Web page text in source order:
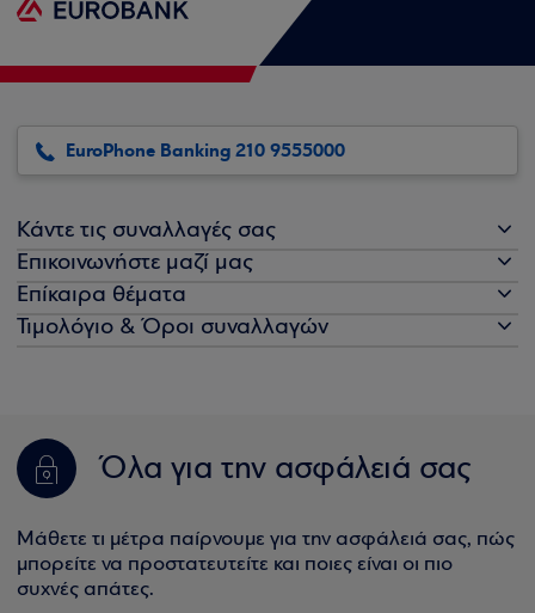
EuroPhone Banking 210 9555000
Κάντε τις συναλλαγές σας
Επικοινωνήστε μαζί μας
Επίκαιρα θέματα
Τιμολόγιο & Όροι συναλλαγών
Όλα για την ασφάλειά σας
Μάθετε τι μέτρα παίρνουμε για την ασφάλειά σας, πώς
μπορείτε να προστατευτείτε και ποιες είναι οι πιο
συχνές απάτες.